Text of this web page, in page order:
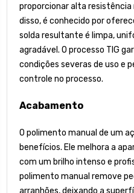
proporcionar alta resistência
disso, é conhecido por
solda resultante é limpa,
agradável. O processo TIG
condições severas de uso e
controle no processo.
Acabamento
O polimento manual de um
benefícios. Ele melhora a
com um brilho intenso e
polimento manual remove
arranhões, deixando a